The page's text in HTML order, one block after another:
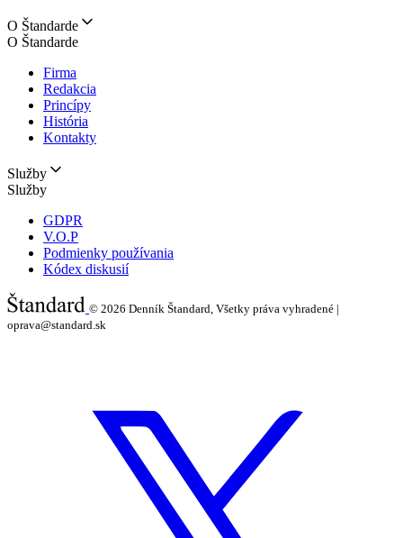
O Štandarde
O Štandarde
Firma
Redakcia
Princípy
História
Kontakty
Služby
Služby
GDPR
V.O.P
Podmienky používania
Kódex diskusií
© 2026 Denník Štandard, Všetky práva vyhradené |
oprava@standard.sk